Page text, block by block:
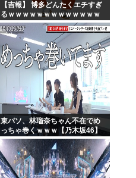
【吉報】 博多どんたくエチすぎ
るｗｗｗｗｗｗｗｗｗｗｗｗｗ
ｗｗ
東パソ、林瑠奈ちゃん不在でめ
っちゃ巻くｗｗｗ【乃木坂46】